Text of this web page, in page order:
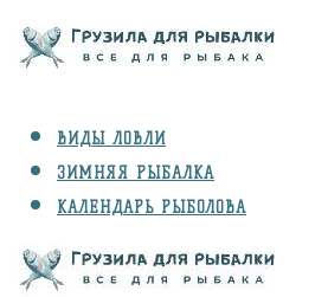
ВИДЫ ЛОВЛИ
ЗИМНЯЯ РЫБАЛКА
КАЛЕНДАРЬ РЫБОЛОВА
СНАРЯЖЕНИЕ